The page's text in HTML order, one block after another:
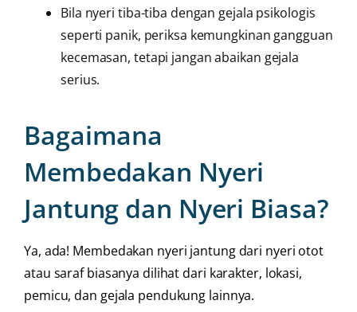
Bila nyeri tiba-tiba dengan gejala psikologis
seperti panik, periksa kemungkinan gangguan
kecemasan, tetapi jangan abaikan gejala
serius.
Bagaimana
Membedakan Nyeri
Jantung dan Nyeri Biasa?
Ya, ada! Membedakan nyeri jantung dari nyeri otot
atau saraf biasanya dilihat dari karakter, lokasi,
pemicu, dan gejala pendukung lainnya.